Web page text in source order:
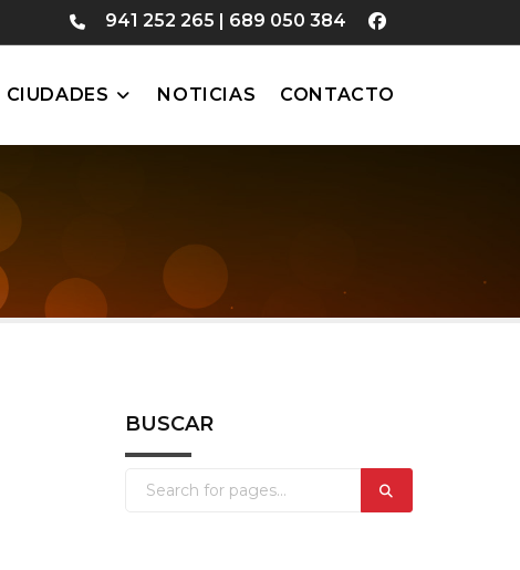
941 252 265 | 689 050 384
CIUDADES NOTICIAS CONTACTO
BUSCAR